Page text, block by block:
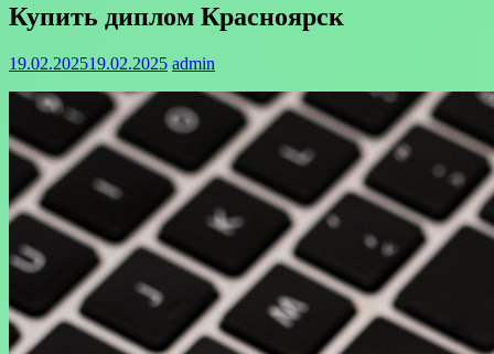
Купить диплом Красноярск
19.02.202519.02.2025 admin